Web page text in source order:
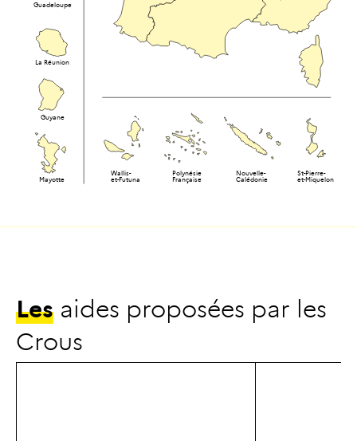
Guadeloupe
La Réunion
Guyane
Wallis-
et-Futuna
Polynésie
Française
Nouvelle-
Calédonie
St-Pierre-
et-Miquelon
Mayotte
Les aides proposées par les
Crous